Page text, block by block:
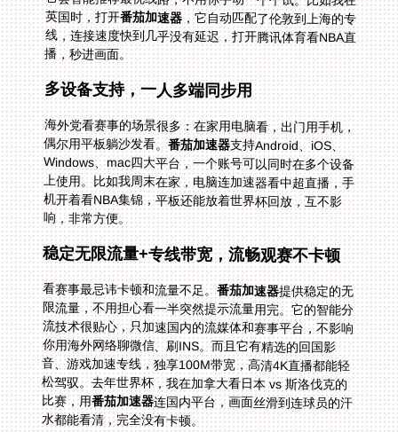
英国时，打开番茄加速器，它自动匹配了伦敦到上海的专
线，连接速度快到几乎没有延迟，打开腾讯体育看NBA直
播，秒进画面。
多设备支持，一人多端同步用
海外党看赛事的场景很多：在家用电脑看，出门用手机，
偶尔用平板躺沙发看。番茄加速器支持Android、iOS、
Windows、mac四大平台，一个账号可以同时在多个设备
上使用。比如我周末在家，电脑连加速器看中超直播，手
机开着看NBA集锦，平板还能放着世界杯回放，互不影
响，非常方便。
稳定无限流量+专线带宽，流畅观赛不卡顿
看赛事最忌讳卡顿和流量不足。番茄加速器提供稳定的无
限流量，不用担心看一半突然提示流量用完。它的智能分
流技术很贴心，只加速国内的流媒体和赛事平台，不影响
你用海外网络聊微信、刷INS。而且它有精选的回国影
音、游戏加速专线，独享100M带宽，高清4K直播都能轻
松驾驭。去年世界杯，我在加拿大看日本 vs 斯洛伐克的
比赛，用番茄加速器连国内平台，画面丝滑到连球员的汗
水都能看清，完全没有卡顿。